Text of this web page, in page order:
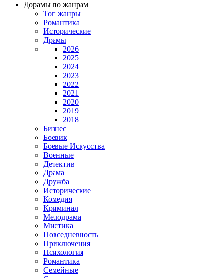
Дорамы по жанрам
Топ жанры
Романтика
Исторические
Драмы
2026
2025
2024
2023
2022
2021
2020
2019
2018
Бизнес
Боевик
Боевые Искусства
Военные
Детектив
Драма
Дружба
Исторические
Комедия
Криминал
Мелодрама
Мистика
Повседневность
Приключения
Психология
Романтика
Семейные